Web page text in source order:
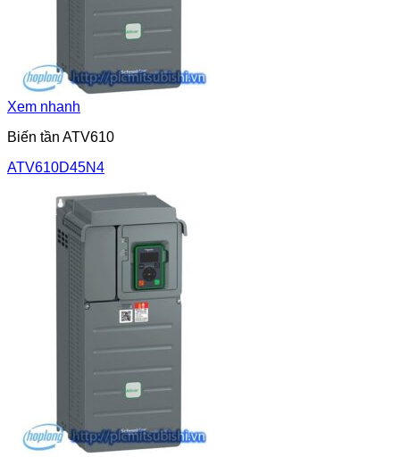
Xem nhanh
Biến tần ATV610
ATV610D45N4